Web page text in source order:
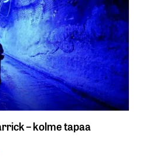
– kolme tapaa